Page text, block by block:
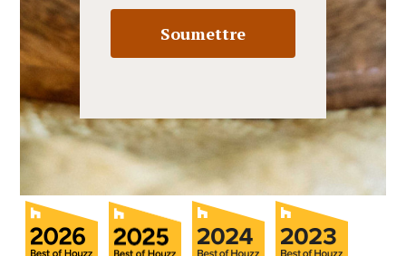
Soumettre